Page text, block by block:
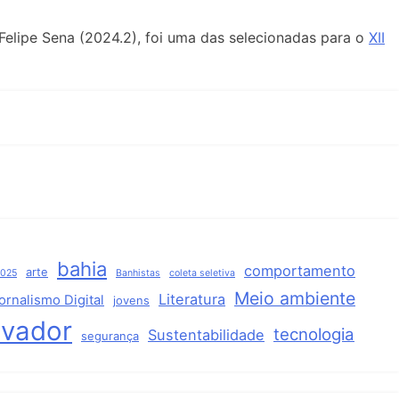
Sena (2024.2), foi uma das selecionadas para o XII
arte bahia Banhistas coleta seletiva comportamento
Digital jovens Literatura Meio ambiente
segurança Sustentabilidade tecnologia